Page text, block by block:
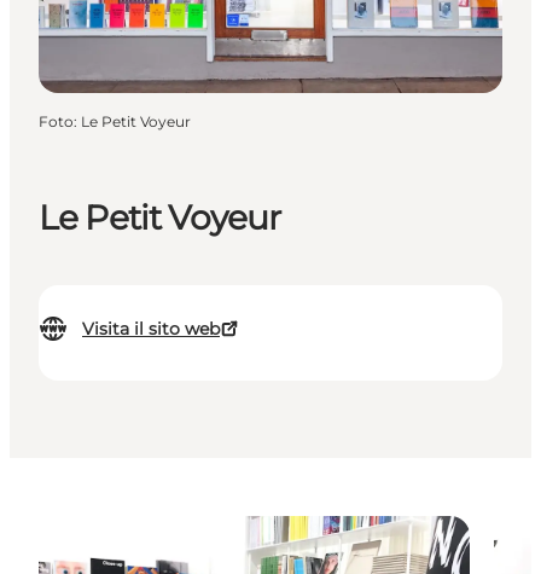
Le Petit Voyeur
Visita il sito web
Foto: Le Petit Voyeur